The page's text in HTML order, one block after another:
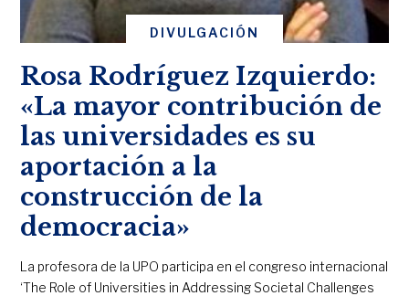
DIVULGACIÓN
Rosa Rodríguez Izquierdo:
«La mayor contribución de
las universidades es su
aportación a la
construcción de la
democracia»
La profesora de la UPO participa en el congreso internacional
‘The Role of Universities in Addressing Societal Challenges